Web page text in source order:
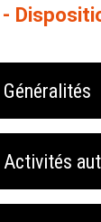
Généralités
des
celles
ne
(IGH)
Activités
de l'article